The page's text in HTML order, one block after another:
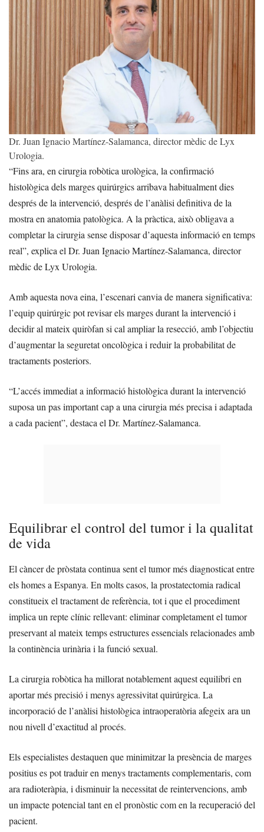
Dr. Juan Ignacio Martínez-Salamanca, director mèdic de Lyx
Urologia.
“Fins ara, en cirurgia robòtica urològica, la confirmació
histològica dels marges quirúrgics arribava habitualment dies
després de la intervenció, després de l’anàlisi definitiva de la
mostra en anatomia patològica. A la pràctica, això obligava a
completar la cirurgia sense disposar d’aquesta informació en temps
real”, explica el Dr. Juan Ignacio Martínez-Salamanca, director
mèdic de Lyx Urologia.
Amb aquesta nova eina, l’escenari canvia de manera significativa:
l’equip quirúrgic pot revisar els marges durant la intervenció i
decidir al mateix quiròfan si cal ampliar la resecció, amb l’objectiu
d’augmentar la seguretat oncològica i reduir la probabilitat de
tractaments posteriors.
“L’accés immediat a informació histològica durant la intervenció
suposa un pas important cap a una cirurgia més precisa i adaptada
a cada pacient”, destaca el Dr. Martínez-Salamanca.
Equilibrar el control del tumor i la qualitat
de vida
El càncer de pròstata continua sent el tumor més diagnosticat entre
els homes a Espanya. En molts casos, la prostatectomia radical
constitueix el tractament de referència, tot i que el procediment
implica un repte clínic rellevant: eliminar completament el tumor
preservant al mateix temps estructures essencials relacionades amb
la continència urinària i la funció sexual.
La cirurgia robòtica ha millorat notablement aquest equilibri en
aportar més precisió i menys agressivitat quirúrgica. La
incorporació de l’anàlisi histològica intraoperatòria afegeix ara un
nou nivell d’exactitud al procés.
Els especialistes destaquen que minimitzar la presència de marges
positius es pot traduir en menys tractaments complementaris, com
ara radioteràpia, i disminuir la necessitat de reintervencions, amb
un impacte potencial tant en el pronòstic com en la recuperació del
pacient.